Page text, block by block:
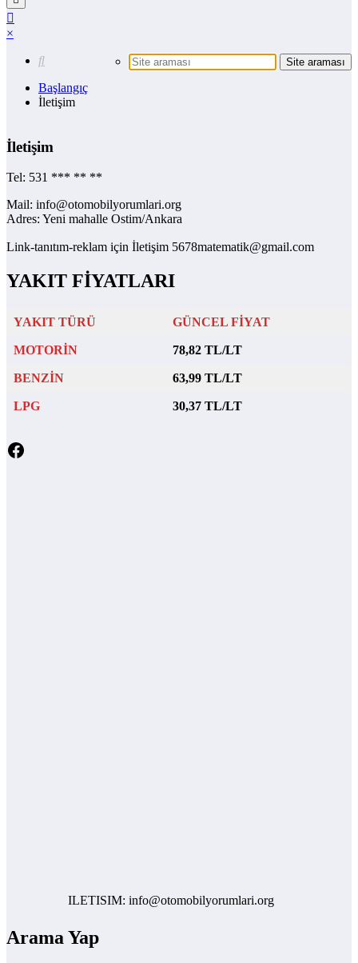
×
Başlangıç
İletişim
İletişim
Tel: 531 *** ** **
Mail: info@otomobilyorumlari.org
Adres: Yeni mahalle Ostim/Ankara
Link-tanıtım-reklam için İletişim 5678matematik@gmail.com
YAKIT FİYATLARI
YAKIT TÜRÜ GÜNCEL FİYAT
MOTORİN 78,82 TL/LT
BENZİN 63,99 TL/LT
LPG 30,37 TL/LT
Facebook
ILETISIM: info@otomobilyorumlari.org
Arama Yap